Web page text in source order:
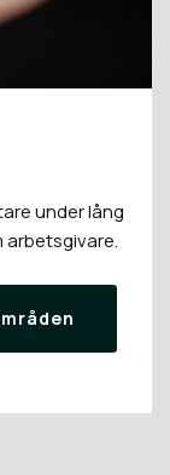
under lång
arbetsgivare.